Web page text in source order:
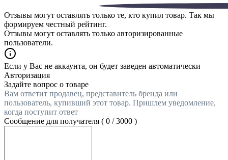
Отзывы могут оставлять только те, кто купил товар. Так мы
формируем честный рейтинг.
Отзывы могут оставлять только авторизированные
пользователи.
Если у Вас не аккаунта, он будет заведен автоматически
Авторизация
Задайте вопрос о товаре
Вам ответит продавец, представитель бренда или
пользователь, купивший этот товар. Пришлем уведомление,
когда поступит ответ
Сообщение для получателя ( 0 /3000 )